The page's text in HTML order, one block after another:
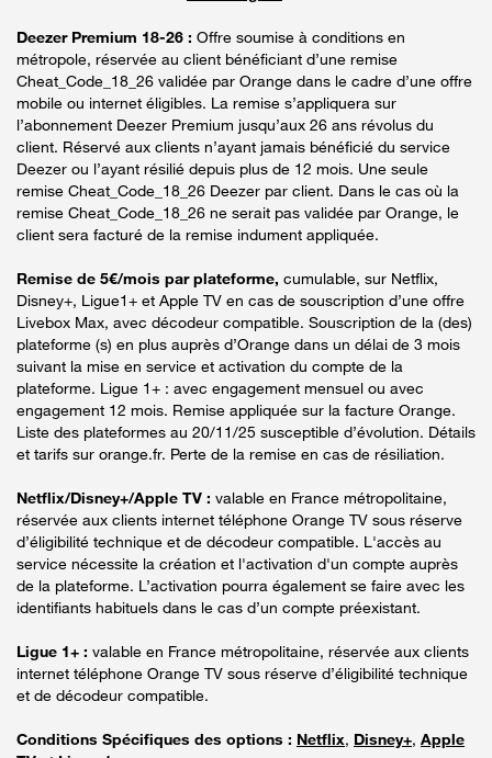
Deezer Premium 18-26 : Offre soumise à conditions en
métropole, réservée au client bénéficiant d’une remise
Cheat_Code_18_26 validée par Orange dans le cadre d’une offre
mobile ou internet éligibles. La remise s’appliquera sur
l’abonnement Deezer Premium jusqu’aux 26 ans révolus du
client. Réservé aux clients n’ayant jamais bénéficié du service
Deezer ou l’ayant résilié depuis plus de 12 mois. Une seule
remise Cheat_Code_18_26 Deezer par client. Dans le cas où la
remise Cheat_Code_18_26 ne serait pas validée par Orange, le
client sera facturé de la remise indument appliquée.
Remise de 5€/mois par plateforme, cumulable, sur Netflix,
Disney+, Ligue1+ et Apple TV en cas de souscription d’une offre
Livebox Max, avec décodeur compatible. Souscription de la (des)
plateforme (s) en plus auprès d’Orange dans un délai de 3 mois
suivant la mise en service et activation du compte de la
plateforme. Ligue 1+ : avec engagement mensuel ou avec
engagement 12 mois. Remise appliquée sur la facture Orange.
Liste des plateformes au 20/11/25 susceptible d’évolution. Détails
et tarifs sur orange.fr. Perte de la remise en cas de résiliation.
Netflix/Disney+/Apple TV : valable en France métropolitaine,
réservée aux clients internet téléphone Orange TV sous réserve
d’éligibilité technique et de décodeur compatible. L'accès au
service nécessite la création et l'activation d'un compte auprès
de la plateforme. L’activation pourra également se faire avec les
identifiants habituels dans le cas d’un compte préexistant.
Ligue 1+ : valable en France métropolitaine, réservée aux clients
internet téléphone Orange TV sous réserve d’éligibilité technique
et de décodeur compatible.
Conditions Spécifiques des options : Netflix, Disney+, Apple